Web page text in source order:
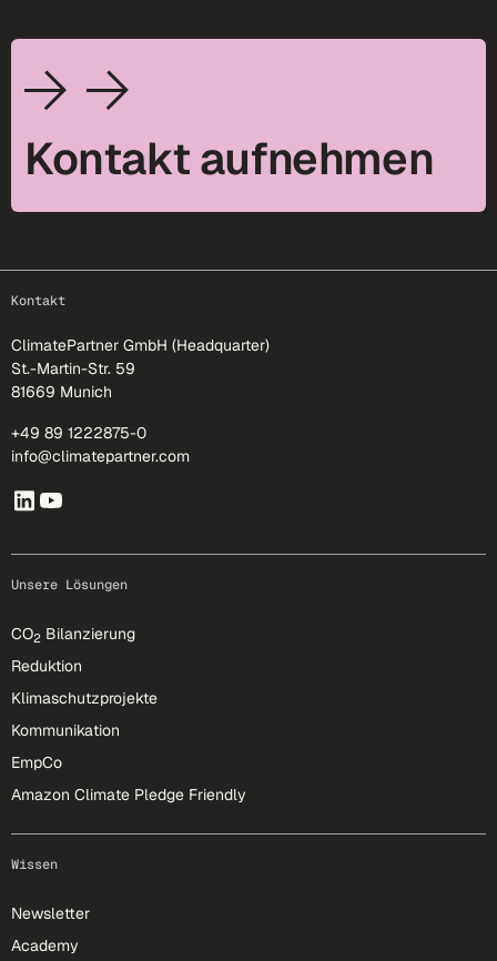
Kontakt aufnehmen
Kontakt
ClimatePartner GmbH (Headquarter)
St.-Martin-Str. 59
81669 Munich
+49 89 1222875-0
info@climatepartner.com
Unsere Lösungen
CO2 Bilanzierung
Reduktion
Klimaschutzprojekte
Kommunikation
EmpCo
Amazon Climate Pledge Friendly
Wissen
Newsletter
Academy